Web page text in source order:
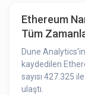
Ethereum
Tüm
Dune
kaydedilen
sayısı 427.325
ulaştı.